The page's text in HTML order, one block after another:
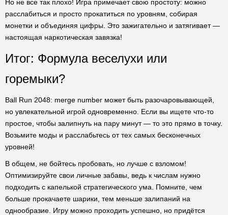
Но не все так плохо! Игра примечает свою простоту: можно
расслабиться и просто прокатиться по уровням, собирая
монетки и объединяя цифры. Это зажигательно и затягивает —
настоящая наркотическая завязка!
Итог: Формула веселухи или
горемыки?
Ball Run 2048: merge number может быть разочаровывающей,
но увлекательной игрой одновременно. Если вы ищете что-то
простое, чтобы залипнуть на пару минут — то это прямо в точку.
Возьмите моды и расслабьтесь от тех самых бесконечных
уровней!
В общем, не бойтесь пробовать, но лучше с взломом!
Оптимизируйте свои личные забавы, ведь к числам нужно
подходить с капелькой стратегического ума. Помните, чем
больше прокачаете шарики, тем меньше залипаний на
однообразие. Игру можно проходить успешно, но придётся